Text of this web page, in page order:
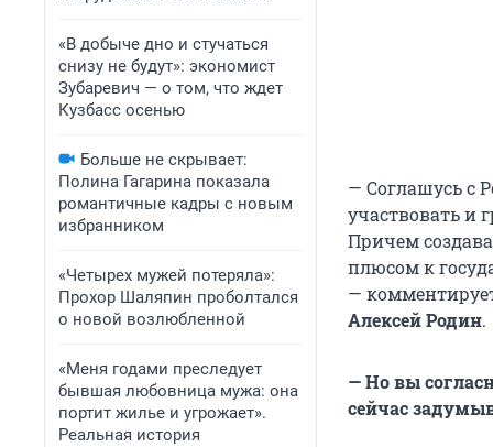
«В добыче дно и стучаться
снизу не будут»: экономист
Зубаревич — о том, что ждет
Кузбасс осенью
Больше не скрывает:
Полина Гагарина показала
романтичные кадры с новым
избранником
«Четырех мужей потеряла»:
Прохор Шаляпин проболтался
о новой возлюбленной
«Меня годами преследует
бывшая любовница мужа: она
портит жилье и угрожает».
Реальная история
— Соглашусь с
участвовать и
Причем
плюсом к
—
Алексей Родин.
— Но вы
сейчас